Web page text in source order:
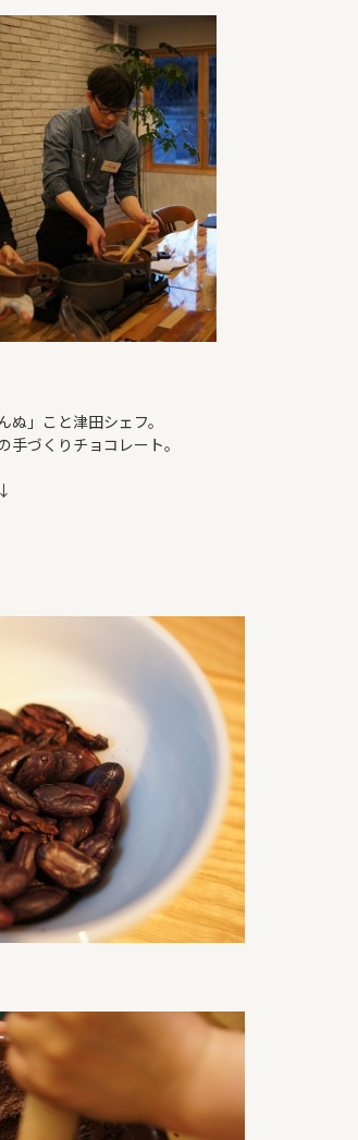
」こと津田シェフ。
づくりチョコレート。